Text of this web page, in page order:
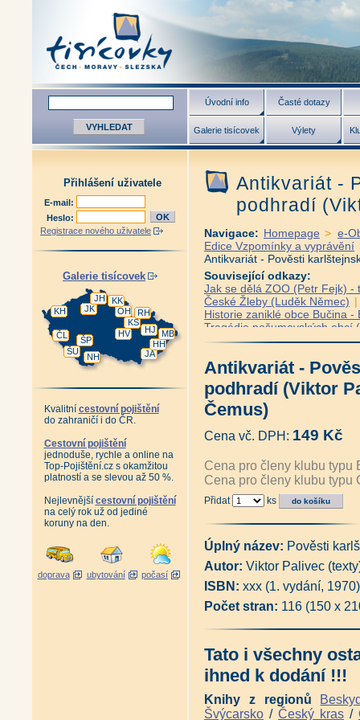
Úvodní info Časté dotazy
Galerie tisícovek Výlety
Přihlášení uživatele
E-mail:
Heslo:
Registrace nového uživatele
Galerie tisícovek
JA
HH
MB
HJ
HV
NH
KS
RH
ŠP
ŠU
OH
JK
KK
ČL
JH
KH
Kvalitní cestovní pojištění
do zahraničí i do ČR.
Cestovní pojištění
jednoduše, rychle a online na
Top-Pojištění.cz s okamžitou
platností a se slevou až 50 %.
Nejlevnější cestovní pojištění
na celý rok už od jediné
koruny na den.
doprava ubytování počasí
Antikvariát -
podhradí
Navigace: Homepage > e-
Edice Vzpomínky a vyprávění
Antikvariát - Pověsti
Související odkazy:
Jak se dělá ZOO (Petr Fejk)
České Žleby (Luděk Němec)
Historie zaniklé obce Bučina
Tragédie pošumavských obcí
Šumava - Jak šel život na
Šumava - Roklanská hájenka
Můj domov v Sudetech (Erika
Toulky Šumavou - Sušicko
Šumava - vyprávění z Hoidlí
Šumava - putování časem
Šumava - putování za
Příběhy z válečných a
Reemigranti - Minulost
Raději zešílet v divočině -
Trefen šumavským genem
Šumavští rodáci vzpomínají 3
Šumavští rodáci vzpomínají 4
Šumavští rodáci vzpomínají 5
Poválečné osudy
Šumava - Zajímavosti o
Šumavské střípky -
1951 - vydání 2018 (Pavel
Krajem šumavských Lad -
Šumava - Březník: Co bylo
Tam na konci údolí - Jelení
Šumavské vzpomínky na
Antikvariát -
podhradí (Viktor
Čemus)
Cena vč. DPH: 149 Kč
Cena pro členy klubu typu
Cena pro členy klubu typu
Přidat ks
Úplný název: Pověsti
Autor: Viktor Palivec
ISBN: xxx (1. vydání, 1970)
Počet stran: 116 (150 x
Tato i všechny
ihned k dodání !!!
Knihy z regionů
Švýcarsko / Český kras /